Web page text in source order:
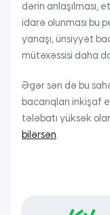
dərin anlaşılması,
idarə olunması bu
yanaşı, ünsiyyət
mütəxəssisi daha
Əgər sən də bu
bacarıqları
tələbatı yüksək
bilərsən.